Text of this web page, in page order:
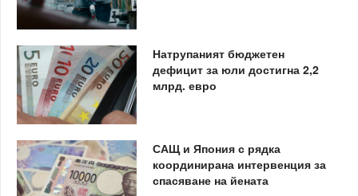
Натрупаният бюджетен
дефицит за юли достигна 2,2
млрд. евро
САЩ и Япония с рядка
координирана интервенция за
спасяване на йената